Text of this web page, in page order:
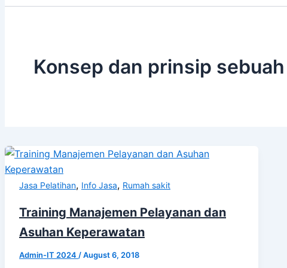
Konsep dan prinsip
Jasa Pelatihan, Info Jasa, Rumah sakit
Training Manajemen Pelayanan dan
Asuhan Keperawatan
Admin-IT 2024 /August 6, 2018